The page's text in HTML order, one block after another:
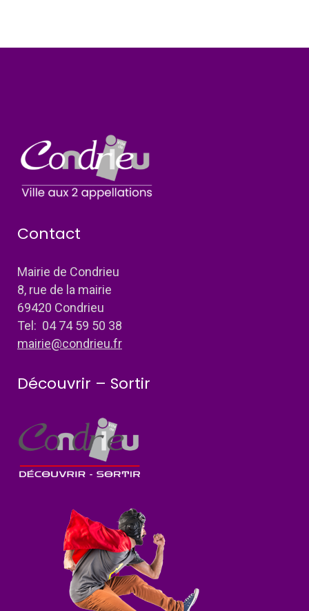
Contact
Mairie de Condrieu
8, rue de la mairie
69420 Condrieu
Tel: 04 74 59 50 38
mairie@condrieu.fr
Découvrir – Sortir